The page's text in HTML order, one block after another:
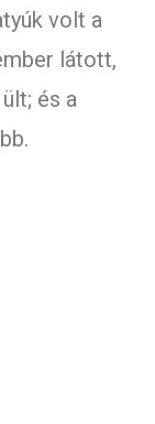
volt a
látott,
és a